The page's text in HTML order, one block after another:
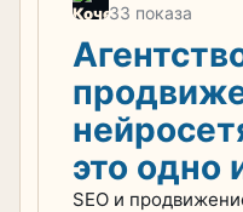
33 показа
это одно
SEO и